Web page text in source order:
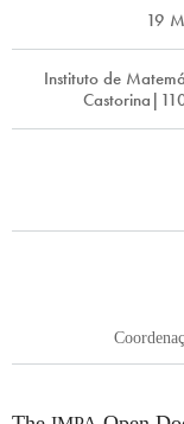
19
Instituto de